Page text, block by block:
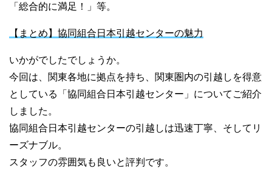
「総合的に満足！」等。
【まとめ】協同組合日本引越センターの魅力
いかがでしたでしょうか。
今回は、関東各地に拠点を持ち、関東圏内の引越しを得意
としている「協同組合日本引越センター」についてご紹介
しました。
協同組合日本引越センターの引越しは迅速丁寧、そしてリ
ーズナブル。
スタッフの雰囲気も良いと評判です。